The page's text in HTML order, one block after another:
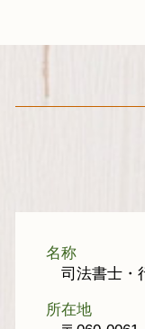
名称
司法書士・
所在地